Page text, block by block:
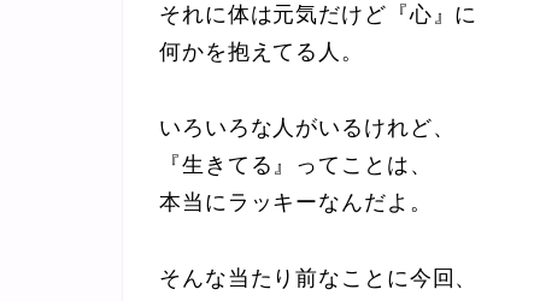
それに体は元気だけど『心』に
何かを抱えてる人。
いろいろな人がいるけれど、
『生きてる』ってことは、
本当にラッキーなんだよ。
そんな当たり前なことに今回、